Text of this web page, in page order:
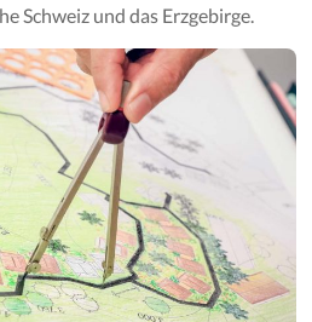
Schweiz und das Erzgebirge.